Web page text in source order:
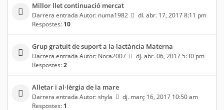
Millor llet continuació mercat
Darrera entrada Autor: numa1982
dl. abr. 17, 2017 8:11 pm
Respostes: 10
Grup gratuit de suport a la lactància Materna
Darrera entrada Autor: Nora2007
dj. abr. 06, 2017 5:30 pm
Respostes:2
Alletar i al·lèrgia de la mare
Darrera entrada Autor:shyla
dj. març 16, 2017 10:50 am
Respostes: 1